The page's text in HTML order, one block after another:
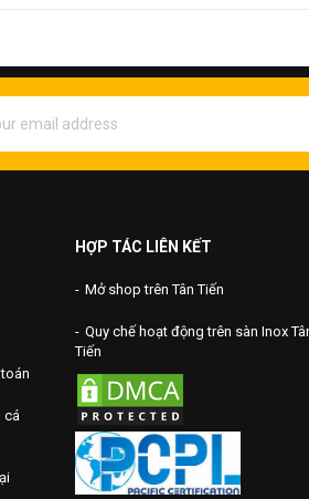
cá
HỢP TÁC LIÊN KẾT
Mở shop trên Tân Tiến
Quy chế hoạt động trên sàn Inox
Tiến